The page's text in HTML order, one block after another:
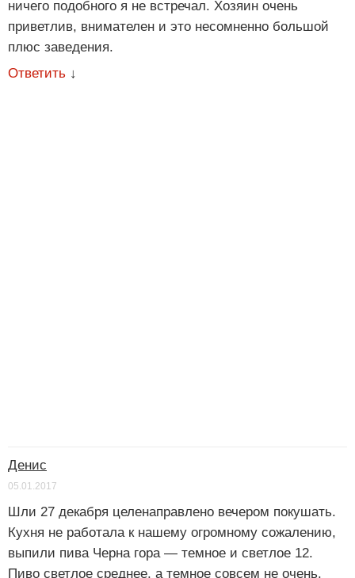
ничего подобного я не встречал. Хозяин очень
приветлив, внимателен и это несомненно большой
плюс заведения.
Ответить ↓
Денис
05.01.2017
Шли 27 декабря целенаправлено вечером покушать.
Кухня не работала к нашему огромному сожалению,
выпили пива Черна гора — темное и светлое 12.
Пиво светлое среднее, а темное совсем не очень.